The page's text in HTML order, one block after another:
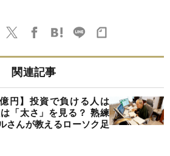
関連記事
円】投資で負ける人は
「太さ」を見る？ 熟練
さんが教えるローソク足